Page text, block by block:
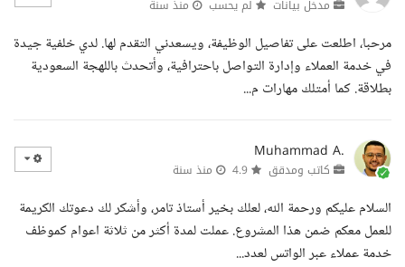
مدخل بيانات لم يحسب منذ سنة
مرحبا، اطلعت على تفاصيل الوظيفة، ويسعدني التقدم لها. لدي خلفية جيدة
في خدمة العملاء وإدارة التواصل باحترافية، وأتحدث باللهجة السعودية
بطلاقة. كما أمتلك مهارات م...
Muhammad A.
كاتب ومدقق منذ سنة
السلام عليكم ورحمة الله، لعلك بخير أستاذ تامر، وأشكر لك دعوتك الكريمة
للعمل معكم ضمن هذا المشروع. عملت لمدة أكثر من ثلاثة اعوام كموظف
خدمة عملاء عبر الواتس لعدد...